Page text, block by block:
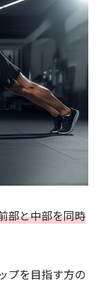
部と中部を同時
プを目指す方の